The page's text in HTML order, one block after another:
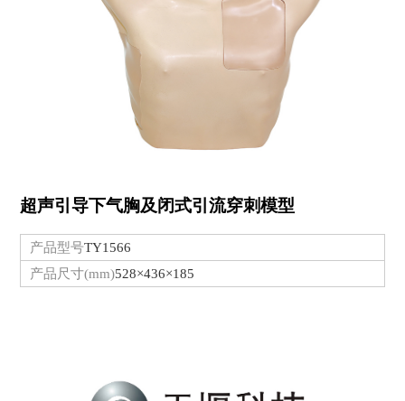
超声引导下气胸及闭式引流穿刺模型
产品型号TY1566
产品尺寸(mm)528×436×185